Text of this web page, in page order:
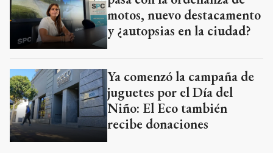
motos, nuevo destacamento
y ¿autopsias en la ciudad?
Ya comenzó la campaña de
juguetes por el Día del
Niño: El Eco también
recibe donaciones